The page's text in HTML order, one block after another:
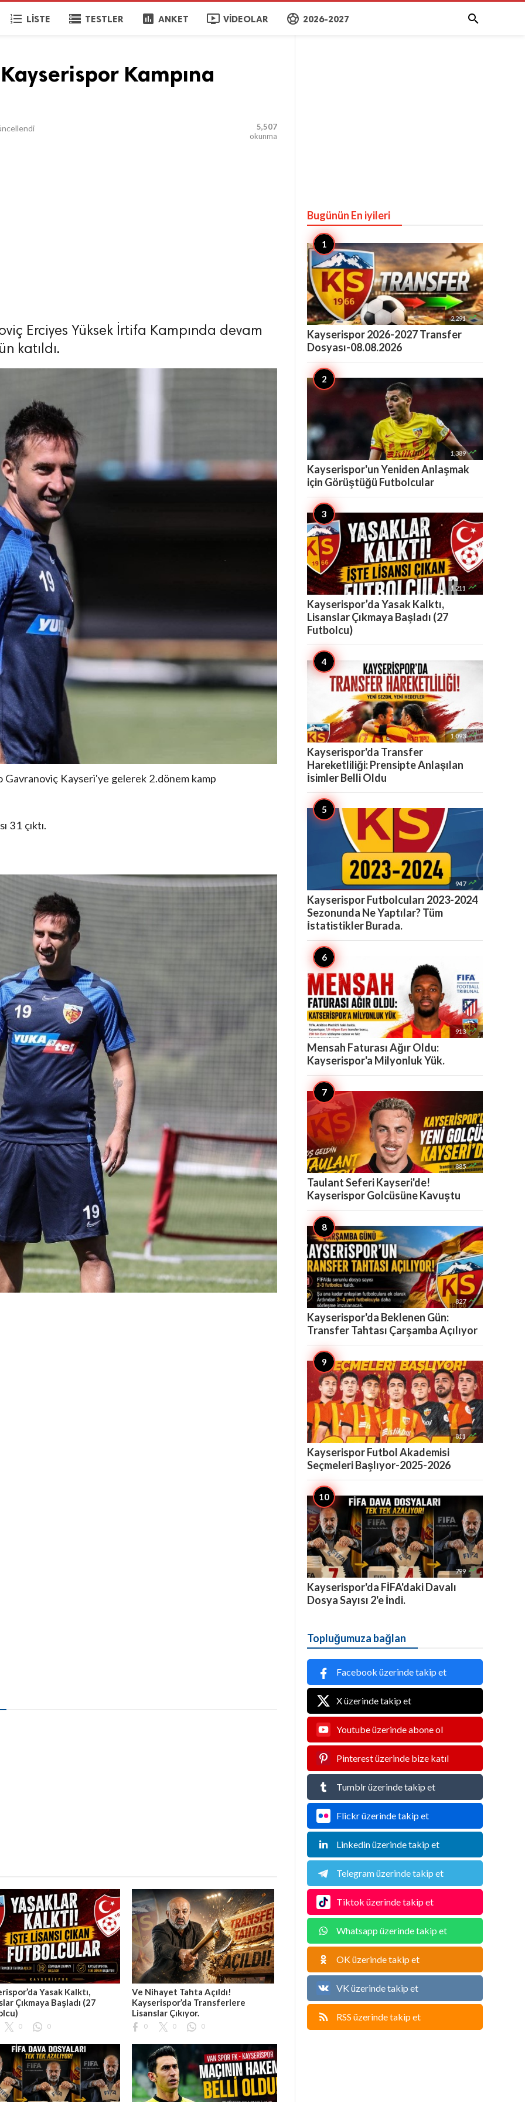
format_list_numbered LISTE storage TESTLER poll ANKET ondemand_video VIDEOLAR sports_soccer 2026-2027 
Kampına
5,507
okunma
Erciyes Yüksek İrtifa Kampında devam
katıldı.
Kayseri'ye gelerek 2.dönem kamp
31 çıktı.
Yasak Kalktı,
Çıkmaya Başladı (27
0 0
Ve Nihayet Tahta Açıldı!
Kayserispor’da Transferlere
Lisanslar Çıkıyor.
0 0 0
Bugünün En iyileri
2,291 
Kayserispor 2026-2027 Transfer
Dosyası-08.08.2026
1,389 
Kayserispor'un Yeniden Anlaşmak
için Görüştüğü Futbolcular
1,211 
Kayserispor’da Yasak Kalktı,
Lisanslar Çıkmaya Başladı (27
Futbolcu)
1,093 
Kayserispor'da Transfer
Hareketliliği: Prensipte Anlaşılan
İsimler Belli Oldu
947 
Kayserispor Futbolcuları 2023-2024
Sezonunda Ne Yaptılar? Tüm
İstatistikler Burada.
913 
Mensah Faturası Ağır Oldu:
Kayserispor'a Milyonluk Yük.
885 
Taulant Seferi Kayseri'de!
Kayserispor Golcüsüne Kavuştu
827 
Kayserispor'da Beklenen Gün:
Transfer Tahtası Çarşamba Açılıyor
811 
Kayserispor Futbol Akademisi
Seçmeleri Başlıyor-2025-2026
799 
Kayserispor'da FİFA'daki Davalı
Dosya Sayısı 2'e İndi.
Topluğumuza bağlan
Facebook üzerinde takip et
X üzerinde takip et
Youtube üzerinde abone ol
Pinterest üzerinde bize katıl
Tumblr üzerinde takip et
Flickr üzerinde takip et
Linkedin üzerinde takip et
Telegram üzerinde takip et
Tiktok üzerinde takip et
Whatsapp üzerinde takip et
OK üzerinde takip et
VK üzerinde takip et
RSS üzerinde takip et